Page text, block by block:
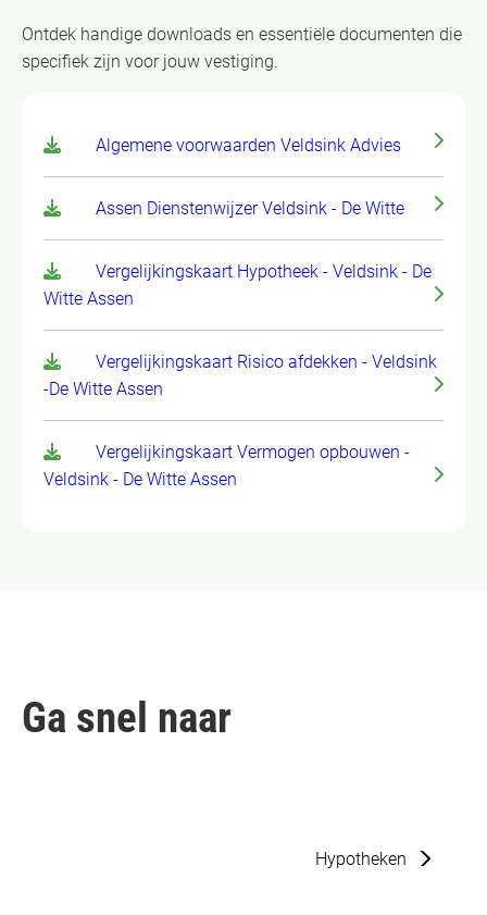
Ontdek handige downloads en essentiële documenten die
specifiek zijn voor jouw vestiging.
Algemene voorwaarden Veldsink Advies
Assen Dienstenwijzer Veldsink - De Witte
Vergelijkingskaart Hypotheek - Veldsink - De
Witte Assen
Vergelijkingskaart Risico afdekken - Veldsink
-De Witte Assen
Vergelijkingskaart Vermogen opbouwen -
Veldsink - De Witte Assen
Ga snel naar
Hypotheken